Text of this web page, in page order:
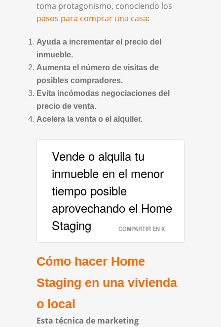
toma protagonismo, conociendo los
pasos para comprar una casa:
Ayuda a incrementar el precio del
inmueble.
Aumenta el número de visitas de
posibles compradores.
Evita incómodas negociaciones del
precio de venta.
Acelera la venta o el alquiler.
Vende o alquila tu
inmueble en el menor
tiempo posible
aprovechando el Home
Staging
COMPARTIR EN X
Cómo hacer Home
Staging en una vivienda
o local
Esta técnica de marketing